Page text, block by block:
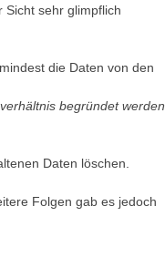
Sicht sehr glimpflich
die Daten von den
begründet werden
Daten löschen.
Folgen gab es jedoch